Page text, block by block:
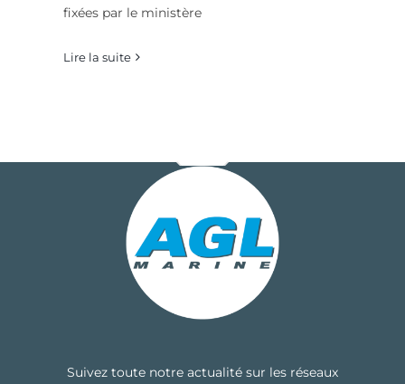
fixées par le ministère
Lire la suite
Suivez toute notre actualité sur les réseaux